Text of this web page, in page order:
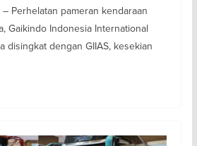
Perhelatan pameran kendaraan
Gaikindo Indonesia International
disingkat dengan GIIAS, kesekian